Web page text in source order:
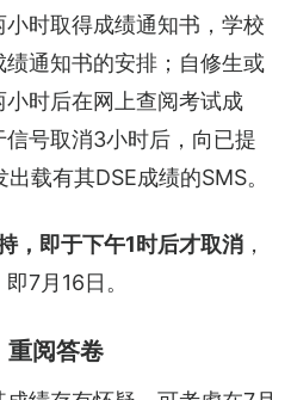
时取得成绩通知书，学校
通知书的安排；自修生或
时后在网上查阅考试成
号取消3小时后，向已提
载有其DSE成绩的SMS。
，即于下午1时后才取消 ，
7月16日。
重阅答卷